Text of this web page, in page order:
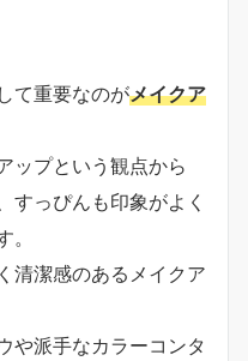
て重要なのがメイクア
ップという観点から
すっぴんも印象がよく
。
清潔感のあるメイクア
や派手なカラーコンタ